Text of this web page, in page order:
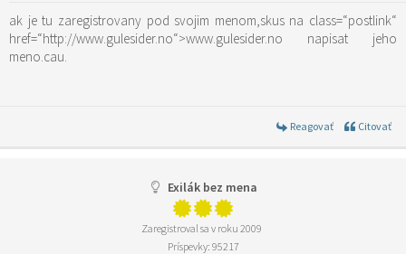
ak je tu zaregistrovany pod svojim menom,skus na class=“postlink“
href=“http://www.gulesider.no“>www.gulesider.no napisat jeho
meno.cau.
Reagovať Citovať
Exilák bez mena
Zaregistroval sa v roku 2009
Príspevky: 95217